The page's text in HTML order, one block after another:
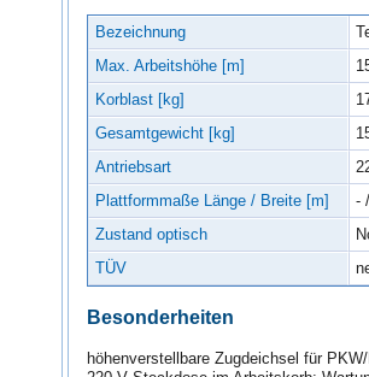
Bezeichnung
Max. Arbeitshöhe [m]
Korblast [kg]
Gesamtgewicht [kg]
Antriebsart
Plattformmaße Länge / Breite [m]
-
Zustand optisch
TÜV
Besonderheiten
höhenverstellbare Zugdeichsel für PKW/